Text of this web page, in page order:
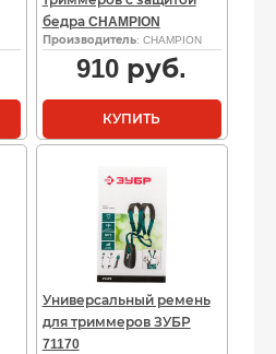
бедра CHAMPION
Производитель: CHAMPION
910 руб.
КУПИТЬ
Универсальный ремень
для триммеров ЗУБР
71170